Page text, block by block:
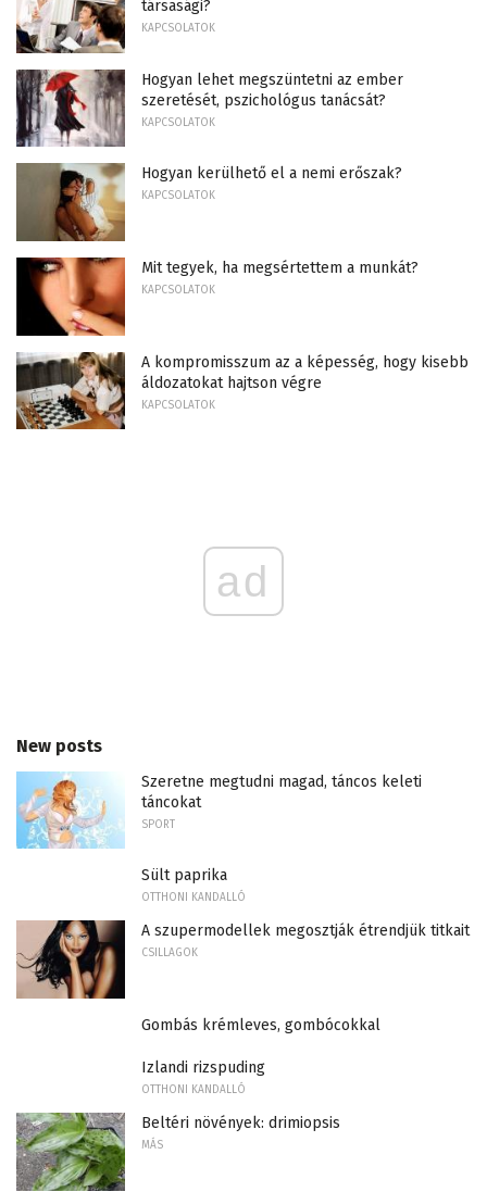
társasági?
KAPCSOLATOK
Hogyan lehet megszüntetni az ember
szeretését, pszichológus tanácsát?
KAPCSOLATOK
Hogyan kerülhető el a nemi erőszak?
KAPCSOLATOK
Mit tegyek, ha megsértettem a munkát?
KAPCSOLATOK
A kompromisszum az a képesség, hogy kisebb
áldozatokat hajtson végre
KAPCSOLATOK
ad
New posts
Szeretne megtudni magad, táncos keleti
táncokat
SPORT
Sült paprika
OTTHONI KANDALLÓ
A szupermodellek megosztják étrendjük titkait
CSILLAGOK
Gombás krémleves, gombócokkal
Izlandi rizspuding
OTTHONI KANDALLÓ
Beltéri növények: drimiopsis
MÁS